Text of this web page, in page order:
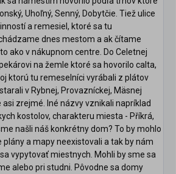
Uhoľný, Senný, Dobytčie. Tiež ulice
a remesiel, ktoré sa tu
dnes mestom a ak čítame
ako v nákupnom centre. Do Celetnej
na žemle ktoré sa hovorilo calta,
ktorú tu remeselníci vyrábali z plátov
v Rybnej, Provazníckej, Mäsnej
zrejmé. Iné názvy vznikali napríklad
kostolov, charakteru miesta - Příkrá,
našli náš konkrétny dom? To by mohlo
plány a mapy neexistovali a tak by nám
vypytovať miestnych. Mohli by sme sa
alebo pri studni. Pôvodne sa domy